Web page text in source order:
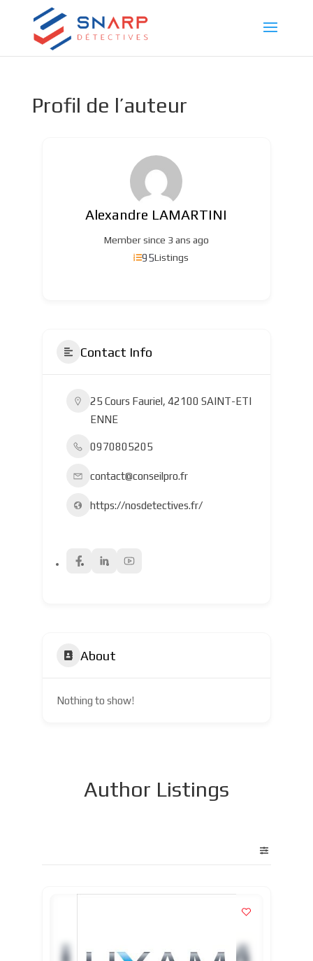
Profil de l’auteur
Alexandre LAMARTINI
Member since 3 ans ago
95Listings
Contact Info
25 Cours Fauriel, 42100 SAINT-ETI
ENNE
0970805205
contact@conseilpro.fr
https://nosdetectives.fr/
About
Nothing to show!
Author Listings